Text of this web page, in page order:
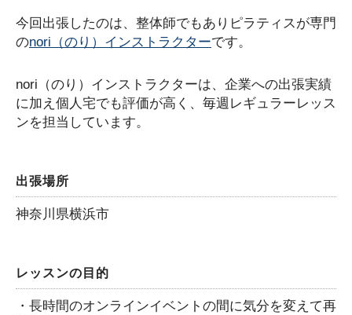
今回出張したのは、整体師でもありピラティスが専門
のnori（のり）インストラクターです。
nori（のり）インストラクターは、企業への出張実績
に加え個人宅でも評価が高く、毎週レギュラーレッス
ンを担当しています。
出張場所
神奈川県横浜市
レッスンの目的
・長時間のオンラインイベントの間に気分を変えて再